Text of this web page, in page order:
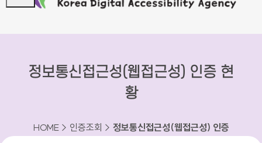
정보통신접근성(웹접근성) 인증 현
황
HOME > 인증조회 > 정보통신접근성(웹접근성) 인증